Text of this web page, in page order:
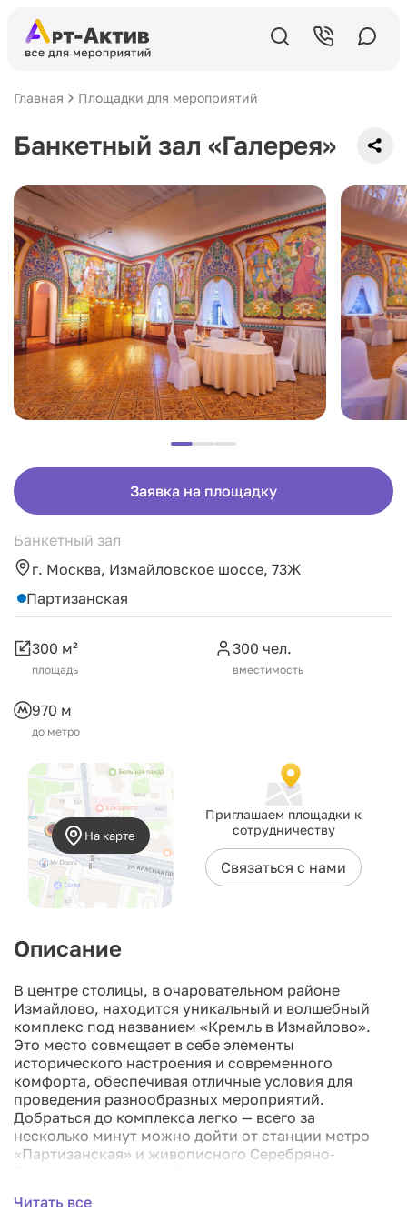
Главная Площадки для мероприятий
Банкетный зал «Галерея»
Заявка на площадку
Банкетный зал
г. Москва, Измайловское шоссе, 73Ж
Партизанская
300 м²
площадь
300 чел.
вместимость
970 м
до метро
На карте
Приглашаем площадки к
сотрудничеству
Связаться с нами
Описание
В центре столицы, в очаровательном районе
Измайлово, находится уникальный и волшебный
комплекс под названием «Кремль в Измайлово».
Это место совмещает в себе элементы
исторического настроения и современного
комфорта, обеспечивая отличные условия для
проведения разнообразных мероприятий.
Добраться до комплекса легко — всего за
несколько минут можно дойти от станции метро
«Партизанская» и живописного Серебряно-
посетителей столицы.
Читать все